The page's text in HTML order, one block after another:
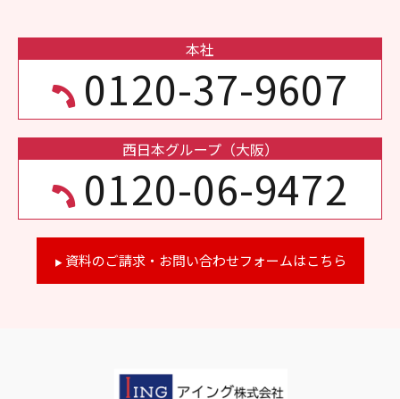
本社
0120-37-9607
西日本グループ（大阪）
0120-06-9472
▶資料のご請求・お問い合わせフォームはこちら